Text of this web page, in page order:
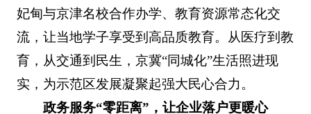
妃甸与京津名校合作办学、教育资源常态化交
流，让当地学子享受到高品质教育。从医疗到教
育，从交通到民生，京冀“同城化”生活照进现
实，为示范区发展凝聚起强大民心合力。
政务服务“零距离”，让企业落户更暖心